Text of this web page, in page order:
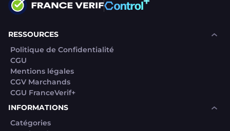
RESSOURCES
Politique de Confidentialité
CGU
Mentions légales
CGV Marchands
CGU FranceVerif+
INFORMATIONS
Catégories